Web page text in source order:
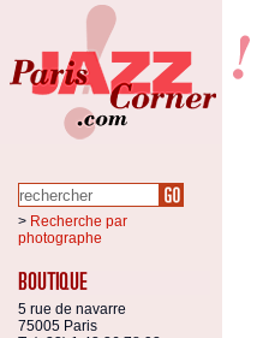
> Recherche par
photographe
5 rue de navarre
75005 Paris